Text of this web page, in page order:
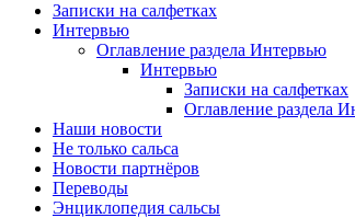
Записки на салфетках
Интервью
Оглавление раздела Интервью
Интервью
Записки на салфетках
Оглавление раздела
Наши новости
Не только сальса
Новости партнёров
Переводы
Энциклопедия сальсы